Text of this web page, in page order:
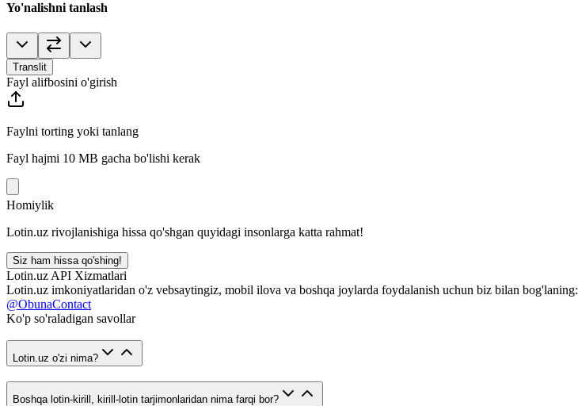
Yo'nalishni tanlash
Translit
Fayl alifbosini o'girish
Faylni torting yoki tanlang
Fayl hajmi 10 MB gacha bo'lishi kerak
Homiylik
Lotin.uz rivojlanishiga hissa qo'shgan quyidagi insonlarga katta rahmat!
Siz ham hissa qo'shing!
Lotin.uz API Xizmatlari
Lotin.uz imkoniyatlaridan o'z vebsaytingiz, mobil ilova va boshqa joylarda foydalanish uchun biz bilan bog'laning:
@ObunaContact
Ko'p so'raladigan savollar
Lotin.uz o'zi nima?
Boshqa lotin-kirill, kirill-lotin tarjimonlaridan nima farqi bor?